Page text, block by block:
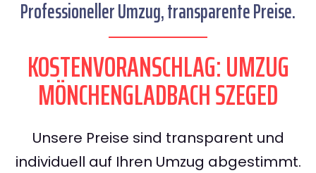
Professioneller Umzug, transparente Preise.
KOSTENVORANSCHLAG: UMZUG
MÖNCHENGLADBACH SZEGED
Unsere Preise sind transparent und
individuell auf Ihren Umzug abgestimmt.